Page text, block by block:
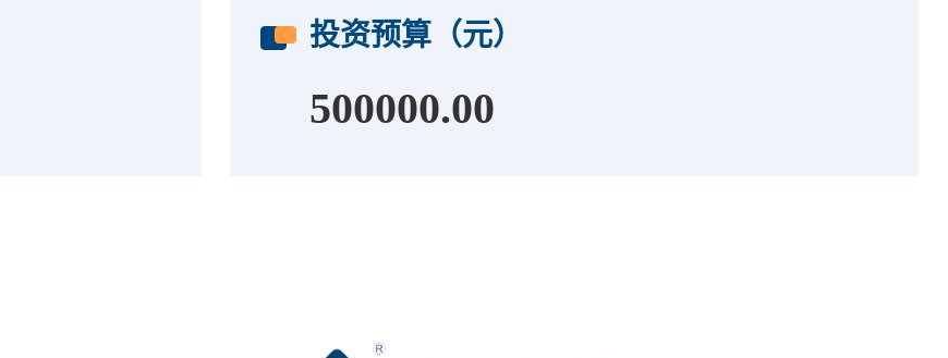
投资预算（元）
500000.00